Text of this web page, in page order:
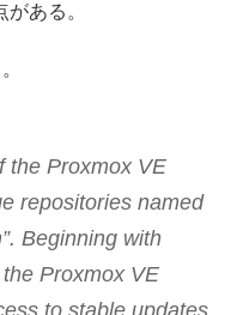
ある。
the Proxmox VE
repositories named
Beginning with
Proxmox VE